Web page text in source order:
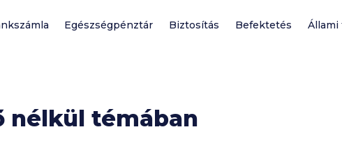
Egészségpénztár Biztosítás Befektetés Állami
nélkül témában